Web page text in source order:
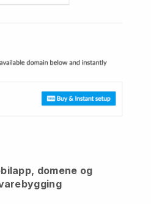
domene og